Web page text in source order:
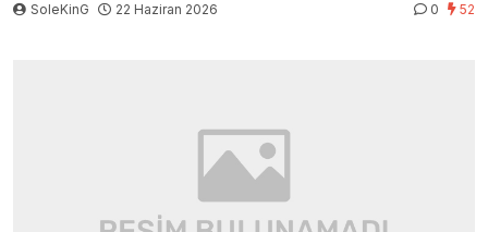
SoleKinG 22 Haziran 2026 0 52